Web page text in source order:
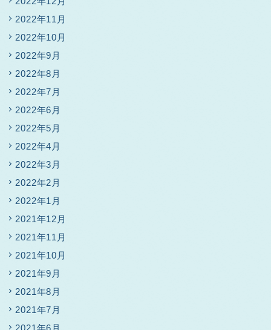
2022年11月
2022年10月
2022年9月
2022年8月
2022年7月
2022年6月
2022年5月
2022年4月
2022年3月
2022年2月
2022年1月
2021年12月
2021年11月
2021年10月
2021年9月
2021年8月
2021年7月
2021年6月